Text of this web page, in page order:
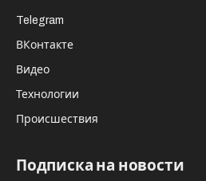
Telegram
ВКонтакте
Видео
Технологии
Происшествия
Подписка на новости